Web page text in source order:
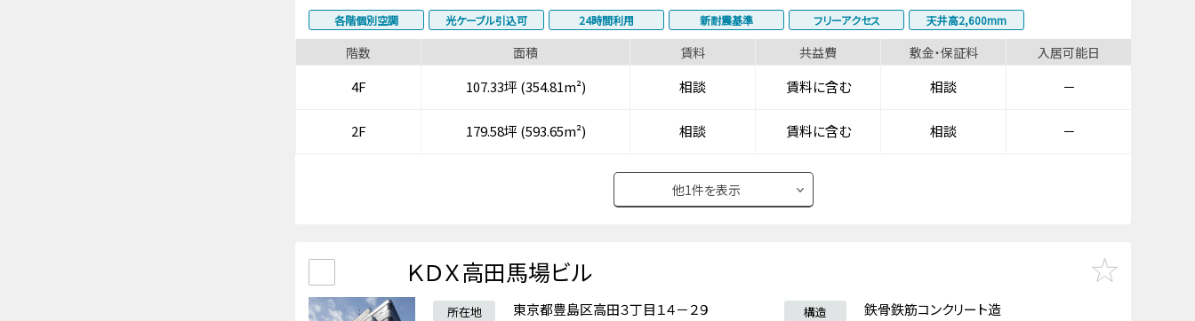
各階個別空調 光ケーブル引込可 24時間利用 新耐震基準 フリーアクセス 天井高2,600mm
階数 面積 賃料 共益費 敷金・保証料 入居可能日
4F 107.33坪 (354.81m²) 相談 賃料に含む 相談 －
2F 179.58坪 (593.65m²) 相談 賃料に含む 相談 －
他1件を表示
ＫＤＸ高田馬場ビル
所在地 東京都豊島区高田３丁目１４－２９ 構造 鉄骨鉄筋コンクリート造